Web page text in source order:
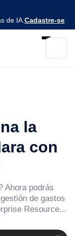
de IA. Cadastre-se
la
con
Ahora podrás
de gastos
Resource...